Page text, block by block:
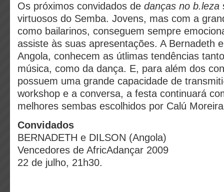
Os próximos convidados de danças no b.leza
virtuosos do Semba. Jovens, mas com a
como bailarinos, conseguem sempre
assiste às suas apresentações. A Bernadeth
Angola, conhecem as útlimas tendências
música, como da dança. E, para além dos
possuem uma grande capacidade de
workshop e a conversa, a festa continuará
melhores sembas escolhidos por Calú
Convidados
BERNADETH e DILSON (Angola)
Vencedores de AfricAdançar 2009
22 de julho, 21h30.